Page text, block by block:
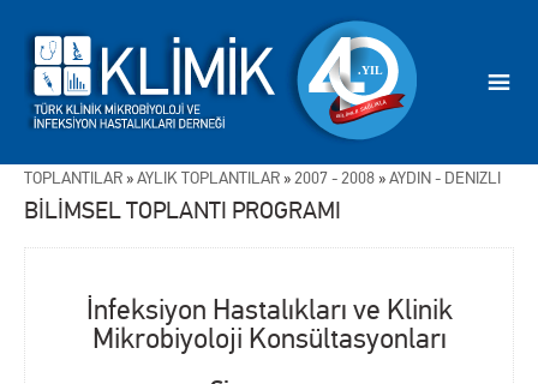
TOPLANTILAR »AYLIK TOPLANTILAR »2007 - 2008 »AYDIN - DENİZLİ
BİLİMSEL TOPLANTI PROGRAMI
İnfeksiyon Hastalıkları ve Klinik
Mikrobiyoloji Konsültasyonları